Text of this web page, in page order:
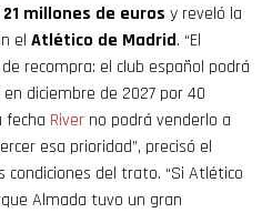
21 millones de euros y reveló la
el Atlético de Madrid. “El
recompra: el club español podrá
diciembre de 2027 por 40
fecha River no podrá venderlo a
esa prioridad”, precisó el
del trato. “Si Atlético
Almada tuvo un gran